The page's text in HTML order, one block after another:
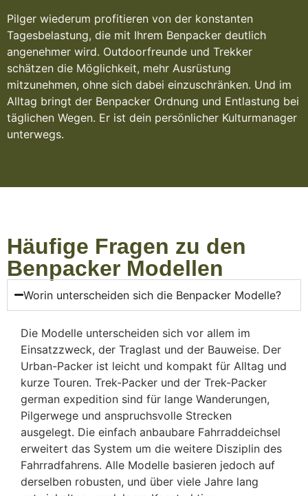
Pilger wiederum profitieren von der konstanten
Tagesbelastung, die mit Ihrem Benpacker deutlich
angenehmer wird. Outdoorfreunde und Trekker
schätzen die Möglichkeit, mehr Ausrüstung
mitzunehmen, ohne sich dabei einzuschränken. Und im
Alltag bringt der Benpacker Ordnung und Entlastung bei
täglichen Wegen. Er ist dein persönlicher Kulturmanager
unterwegs.
Häufige Fragen zu den
Benpacker Modellen
Worin unterscheiden sich die Benpacker Modelle?
Die Modelle unterscheiden sich vor allem im
Einsatzzweck, der Traglast und der Bauweise. Der
Urban-Packer ist leicht und kompakt für Alltag und
kurze Touren. Trek-Packer und der Trek-Packer
german expedition sind für lange Wanderungen,
Pilgerwege und anspruchsvolle Strecken
ausgelegt. Die einfach anbaubare Fahrraddeichsel
erweitert das System um die weitere Disziplin des
Fahrradfahrens. Alle Modelle basieren jedoch auf
derselben robusten, und über viele Jahre lang